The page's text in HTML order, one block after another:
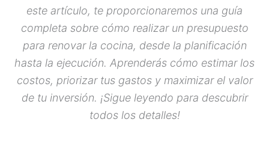
este artículo, te proporcionaremos una guía
completa sobre cómo realizar un presupuesto
para renovar la cocina, desde la planificación
hasta la ejecución. Aprenderás cómo estimar los
costos, priorizar tus gastos y maximizar el valor
de tu inversión. ¡Sigue leyendo para descubrir
todos los detalles!